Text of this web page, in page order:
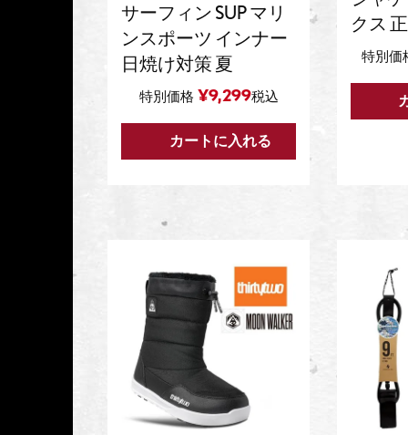
サーフィン SUP マリ
ンスポーツ インナー
日焼け対策 夏
特別価格 ¥9,299税込
カートに入れる
クス
特別価